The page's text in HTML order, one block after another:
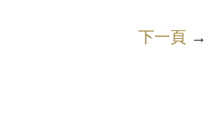
下一頁 →